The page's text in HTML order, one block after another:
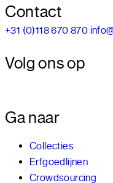
Contact
+31 (0)118 670 870
Volg ons op
Ga naar
Collecties
Erfgoedlijnen
Crowdsourcing